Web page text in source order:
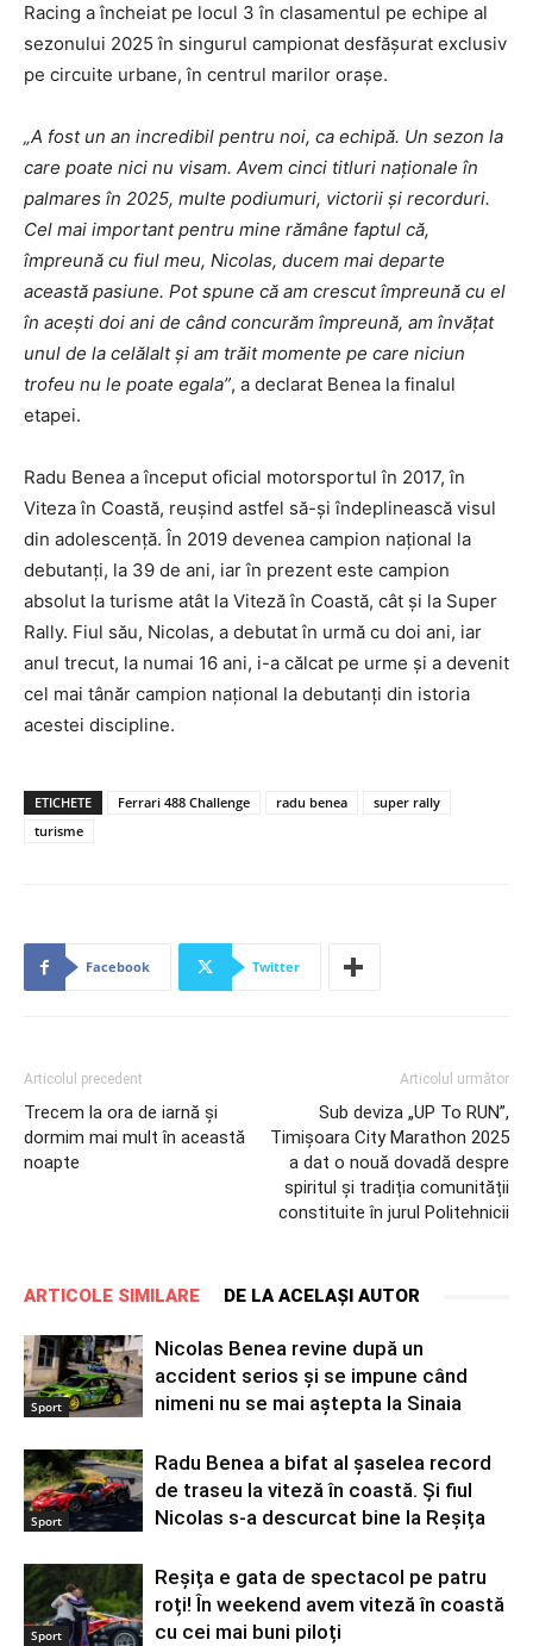
Racing a încheiat pe locul 3 în clasamentul pe echipe al
sezonului 2025 în singurul campionat desfășurat exclusiv
pe circuite urbane, în centrul marilor orașe.
„A fost un an incredibil pentru noi, ca echipă. Un sezon la
care poate nici nu visam. Avem cinci titluri naționale în
palmares în 2025, multe podiumuri, victorii și recorduri.
Cel mai important pentru mine rămâne faptul că,
împreună cu fiul meu, Nicolas, ducem mai departe
această pasiune. Pot spune că am crescut împreună cu el
în acești doi ani de când concurăm împreună, am învățat
unul de la celălalt și am trăit momente pe care niciun
trofeu nu le poate egala”, a declarat Benea la finalul
etapei.
Radu Benea a început oficial motorsportul în 2017, în
Viteza în Coastă, reușind astfel să-și îndeplinească visul
din adolescență. În 2019 devenea campion național la
debutanți, la 39 de ani, iar în prezent este campion
absolut la turisme atât la Viteză în Coastă, cât și la Super
Rally. Fiul său, Nicolas, a debutat în urmă cu doi ani, iar
anul trecut, la numai 16 ani, i-a călcat pe urme și a devenit
cel mai tânăr campion național la debutanți din istoria
acestei discipline.
ETICHETE Ferrari 488 Challenge radu benea
super rally
turisme
Facebook Twitter
Articolul precedent
Trecem la ora de iarnă și
dormim mai mult în această
noapte
Articolul următor
Sub deviza „UP To RUN”,
Timișoara City Marathon 2025
a dat o nouă dovadă despre
spiritul și tradiția comunității
constituite în jurul Politehnicii
ARTICOLE SIMILARE DE LA ACELAȘI AUTOR
Sport
Nicolas Benea revine după un
accident serios și se impune când
nimeni nu se mai aștepta la Sinaia
Sport
Radu Benea a bifat al șaselea record
de traseu la viteză în coastă. Și fiul
Nicolas s-a descurcat bine la Reșița
Sport
Reșița e gata de spectacol pe patru
roți! În weekend avem viteză în coastă
cu cei mai buni piloți